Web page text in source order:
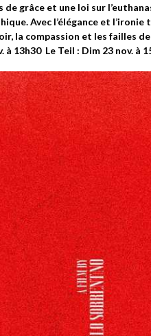
de grâce et une loi sur
Avec l’élégance et
la compassion et les failles de
à 13h30 Le Teil : Dim 23 nov. à